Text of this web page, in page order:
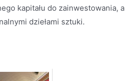
kapitału do zainwestowania, a
dziełami sztuki.